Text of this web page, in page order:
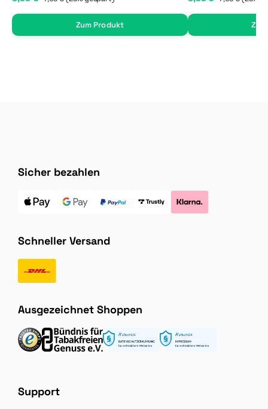
Zum Produkt
Sicher bezahlen
Schneller Versand
Ausgezeichnet Shoppen
Support